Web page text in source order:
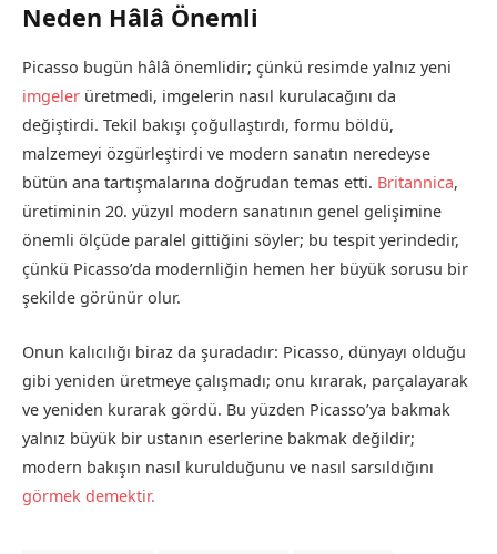
Neden Hâlâ Önemli
Picasso bugün hâlâ önemlidir; çünkü resimde yalnız yeni
imgeler üretmedi, imgelerin nasıl kurulacağını da
değiştirdi. Tekil bakışı çoğullaştırdı, formu böldü,
malzemeyi özgürleştirdi ve modern sanatın neredeyse
bütün ana tartışmalarına doğrudan temas etti. Britannica,
üretiminin 20. yüzyıl modern sanatının genel gelişimine
önemli ölçüde paralel gittiğini söyler; bu tespit yerindedir,
çünkü Picasso’da modernliğin hemen her büyük sorusu bir
şekilde görünür olur.
Onun kalıcılığı biraz da şuradadır: Picasso, dünyayı olduğu
gibi yeniden üretmeye çalışmadı; onu kırarak, parçalayarak
ve yeniden kurarak gördü. Bu yüzden Picasso’ya bakmak
yalnız büyük bir ustanın eserlerine bakmak değildir;
modern bakışın nasıl kurulduğunu ve nasıl sarsıldığını
görmek demektir.